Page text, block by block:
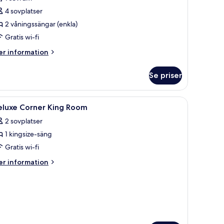
4 sovplatser
2 våningssängar (enkla)
Gratis wi-fi
information
Se priser
sängkläder och en stege. Värdeförvaringsskåp på rummet, skrivbord
3 Corner King Room
2 sovplatser
1 kingsize-säng
Gratis wi-fi
information